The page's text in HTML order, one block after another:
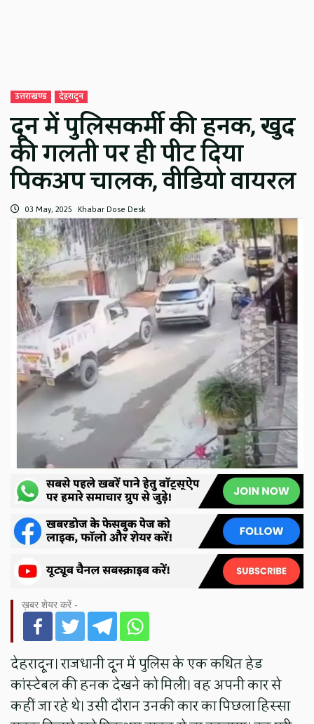
उत्तराखण्ड देहरादून
दून में पुलिसकर्मी की हनक, खुद
की गलती पर ही पीट दिया
पिकअप चालक, वीडियो वायरल
03 May, 2025 Khabar Dose Desk
ख़बर शेयर करें -
देहरादून। राजधानी दून में पुलिस के एक कथित हेड
कांस्टेबल की हनक देखने को मिली। वह अपनी कार से
कहीं जा रहे थे। उसी दौरान उनकी कार का पिछला हिस्सा